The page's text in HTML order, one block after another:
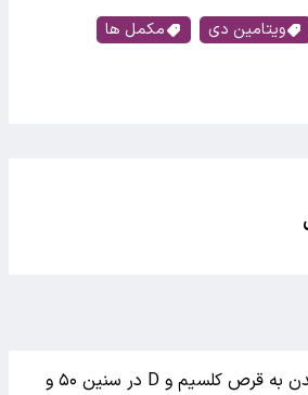
ویتامین دی
مکمل ها
محاسبه نیاز روزانه بدن به قرص کلسیم و D در سنین ۵۰ و